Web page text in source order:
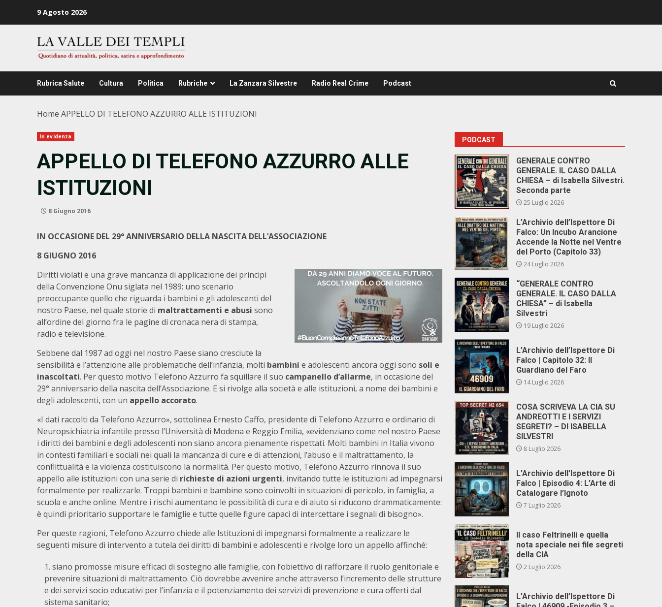
9 Agosto 2026
Rubrica Salute Cultura Politica Rubriche La Zanzara Silvestre Radio Real Crime Podcast
Home APPELLO DI TELEFONO AZZURRO ALLE ISTITUZIONI
In evidenza
APPELLO DI TELEFONO AZZURRO ALLE
ISTITUZIONI
8 Giugno 2016
IN OCCASIONE DEL 29° ANNIVERSARIO DELLA NASCITA DELL’ASSOCIAZIONE
8 GIUGNO 2016
Diritti violati e una grave mancanza di applicazione dei principi
della Convenzione Onu siglata nel 1989: uno scenario
preoccupante quello che riguarda i bambini e gli adolescenti del
nostro Paese, nel quale storie di maltrattamenti e abusi sono
all’ordine del giorno fra le pagine di cronaca nera di stampa,
radio e televisione.
Sebbene dal 1987 ad oggi nel nostro Paese siano cresciute la
sensibilità e l’attenzione alle problematiche dell’infanzia, molti bambini e adolescenti ancora oggi sono soli e
inascoltati. Per questo motivo Telefono Azzurro fa squillare il suo campanello d’allarme, in occasione del
29° anniversario della nascita dell’Associazione. E si rivolge alla società e alle istituzioni, a nome dei bambini e
degli adolescenti, con un appello accorato.
«I dati raccolti da Telefono Azzurro», sottolinea Ernesto Caffo, presidente di Telefono Azzurro e ordinario di
Neuropsichiatria infantile presso l’Università di Modena e Reggio Emilia, «evidenziano come nel nostro Paese
i diritti dei bambini e degli adolescenti non siano ancora pienamente rispettati. Molti bambini in Italia vivono
in contesti familiari e sociali nei quali la mancanza di cure e di attenzioni, l’abuso e il maltrattamento, la
conflittualità e la violenza costituiscono la normalità. Per questo motivo, Telefono Azzurro rinnova il suo
appello alle istituzioni con una serie di richieste di azioni urgenti, invitando tutte le istituzioni ad impegnarsi
formalmente per realizzarle. Troppi bambini e bambine sono coinvolti in situazioni di pericolo, in famiglia, a
scuola e anche online. Mentre i rischi aumentano le possibilità di cura e di aiuto si riducono drammaticamente:
è quindi prioritario supportare le famiglie e tutte quelle figure capaci di intercettare i segnali di bisogno».
Per queste ragioni, Telefono Azzurro chiede alle Istituzioni di impegnarsi formalmente a realizzare le
seguenti misure di intervento a tutela dei diritti di bambini e adolescenti e rivolge loro un appello affinché:
siano promosse misure efficaci di sostegno alle famiglie, con l’obiettivo di rafforzare il ruolo genitoriale e
prevenire situazioni di maltrattamento. Ciò dovrebbe avvenire anche attraverso l’incremento delle strutture
e dei servizi socio educativi per l’infanzia e il potenziamento dei servizi di prevenzione e cura offerti dal
sistema sanitario;
PODCAST
GENERALE CONTRO
GENERALE. IL CASO DALLA
CHIESA – di Isabella Silvestri.
Seconda parte
25 Luglio 2026
L’Archivio dell’Ispettore Di
Falco: Un Incubo Arancione
Accende la Notte nel Ventre
del Porto (Capitolo 33)
24 Luglio 2026
“GENERALE CONTRO
GENERALE. IL CASO DALLA
CHIESA” – di Isabella
Silvestri
19 Luglio 2026
L’Archivio dell’Ispettore Di
Falco | Capitolo 32: Il
Guardiano del Faro
14 Luglio 2026
COSA SCRIVEVA LA CIA SU
ANDREOTTI E I SERVIZI
SEGRETI? – DI ISABELLA
SILVESTRI
8 Luglio 2026
L’Archivio dell’Ispettore Di
Falco | Episodio 4: L’Arte di
Catalogare l’Ignoto
7 Luglio 2026
Il caso Feltrinelli e quella
nota speciale nei file segreti
della CIA
2 Luglio 2026
L’Archivio dell’Ispettore Di